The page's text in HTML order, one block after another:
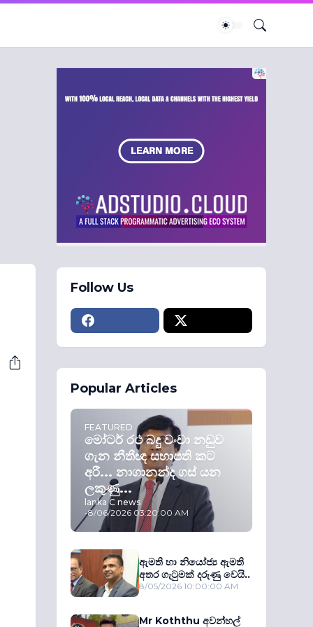
Follow Us
Popular Articles
FEATURED
මෝටර් රථ බදු වංචා නඩුව
ගැන නීතීඥ සභාපති කට
අරී... නාගානන්ද ගස් යන
ලකුණු...
lanka C news
-8/06/2026 03:20:00 AM
ඇමති හා නියෝජ්‍ය ඇමති
අතර ගැටුමක් දරුණු වෙයි..
8/05/2026 10:00:00 AM
Mr Koththu අවන්හල්